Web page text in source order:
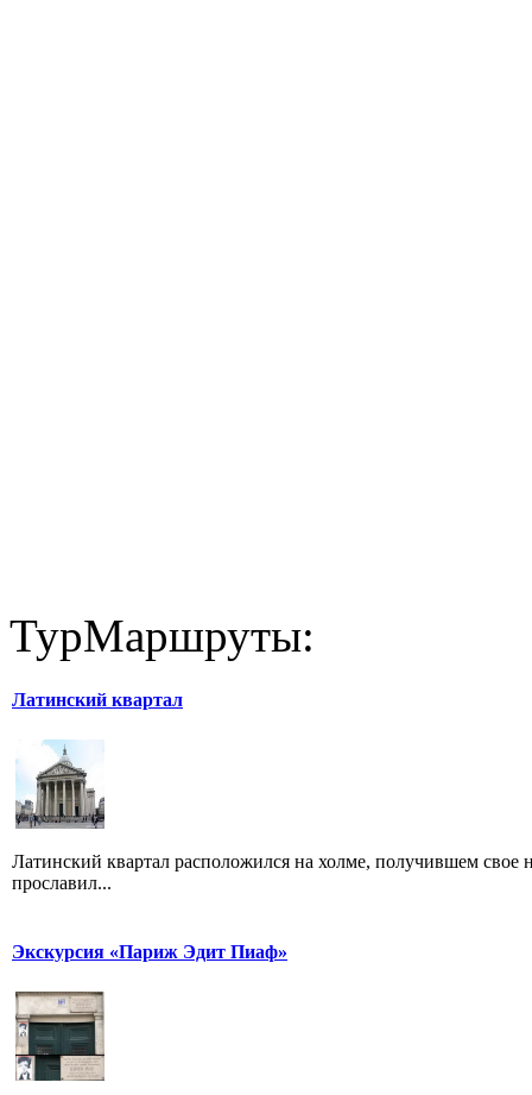
ТурМаршруты:
Латинский квартал
Латинский квартал расположился на холме, получившем
прославил...
Экскурсия «Париж Эдит Пиаф»